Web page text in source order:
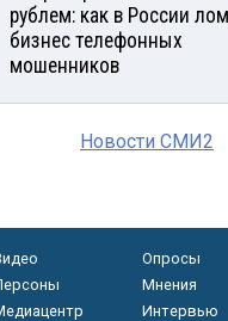
рублем: как в России
бизнес телефонных
мошенников
Новости СМИ2
Опросы
Мнения
Интервью